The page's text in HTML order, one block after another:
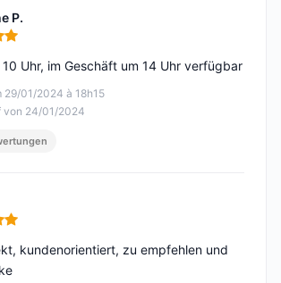
P.
5 von 5
29/01/2024 à 18h15
von 24/01/2024
Uhr, im Geschäft um 14 Uhr verfügbar
5 von 5
kundenorientiert, zu empfehlen und